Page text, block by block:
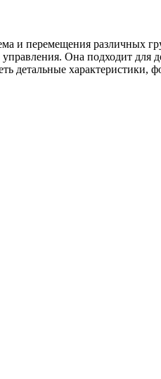
и перемещения различных
Она подходит для
детальные характеристики,